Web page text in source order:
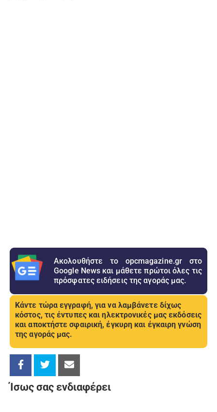
Ακολουθήστε το opcmagazine.gr στο
Google News και μάθετε πρώτοι όλες τις
πρόσφατες ειδήσεις της αγοράς μας.
Κάντε τώρα εγγραφή, για να λαμβάνετε δίχως
κόστος, τις έντυπες και ηλεκτρονικές μας εκδόσεις
και αποκτήστε σφαιρική, έγκυρη και έγκαιρη γνώση
της αγοράς μας.
Ίσως σας ενδιαφέρει